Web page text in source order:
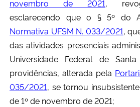
novembro de 2021,
esclarecendo que o § 5º do
Normativa UFSM N. 033/2021,
das atividades presenciais
Universidade Federal de
providências, alterada pela
035/2021, se tornou
de 1º de novembro de 2021;